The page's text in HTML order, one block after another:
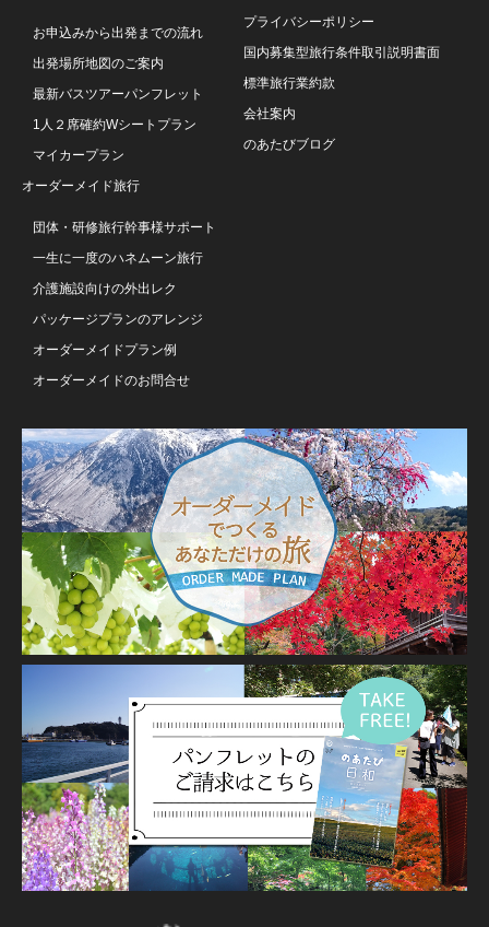
お申込みから出発までの流れ
出発場所地図のご案内
最新バスツアーパンフレット
1人２席確約Wシートプラン
マイカープラン
オーダーメイド旅行
団体・研修旅行幹事様サポート
一生に一度のハネムーン旅行
介護施設向けの外出レク
パッケージプランのアレンジ
オーダーメイドプラン例
オーダーメイドのお問合せ
プライバシーポリシー
国内募集型旅行条件取引説明書面
標準旅行業約款
会社案内
のあたびブログ